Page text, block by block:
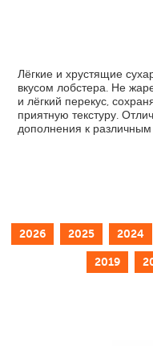
Лёгкие и хрустящие
вкусом лобстера. Не
и лёгкий перекус,
приятную текстуру.
дополнения к
2026 2025 2024
2019